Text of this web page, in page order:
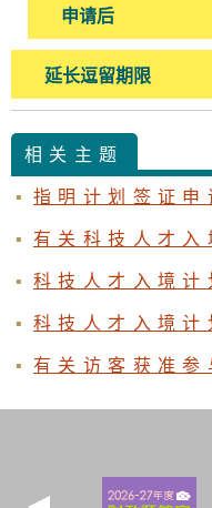
申请后
延长逗留期限
相关主题
指明计划签证申
有关科技人才入
科技人才入境
科技人才入境
有关访客获准参